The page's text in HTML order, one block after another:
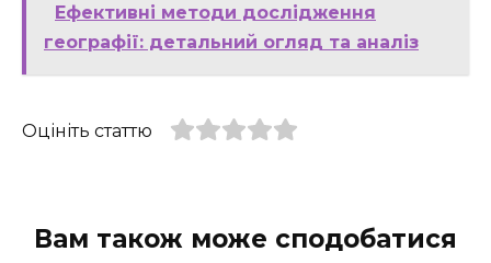
Ефективні методи дослідження
географії: детальний огляд та аналіз
Оцініть статтю
Вам також може сподобатися